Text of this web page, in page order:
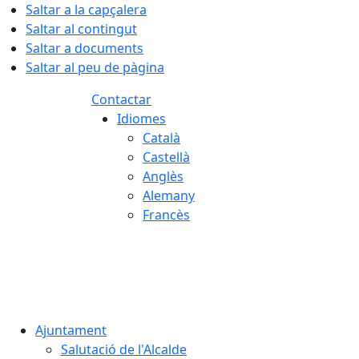
Saltar a la capçalera
Saltar al contingut
Saltar a documents
Saltar al peu de pàgina
Contactar
Idiomes
Català
Castellà
Anglès
Alemany
Francès
Ajuntament
Salutació de l'Alcalde